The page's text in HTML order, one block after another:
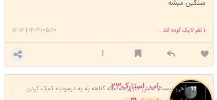
سنگین میشه
1404/05/10
|
16:16 1نفر لایک کرده اند ...
راب_استارک23
رآهی نیست کمش کنن آخه مگه گناهه به یه درمونده کمک کردن